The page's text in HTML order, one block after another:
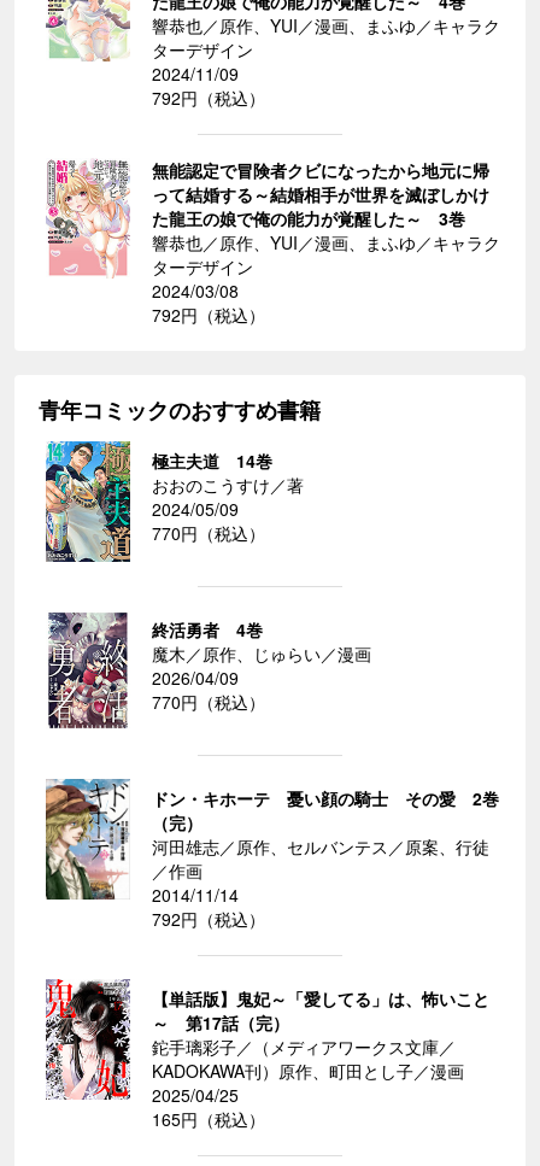
響恭也／原作、YUI／漫画、まふゆ／キャラク
ターデザイン
2024/11/09
792円（税込）
無能認定で冒険者クビになったから地元に帰
って結婚する～結婚相手が世界を滅ぼしかけ
た龍王の娘で俺の能力が覚醒した～ 3巻
響恭也／原作、YUI／漫画、まふゆ／キャラク
ターデザイン
2024/03/08
792円（税込）
青年コミックのおすすめ書籍
極主夫道 14巻
おおのこうすけ／著
2024/05/09
770円（税込）
終活勇者 4巻
魔木／原作、じゅらい／漫画
2026/04/09
770円（税込）
ドン・キホーテ 憂い顔の騎士 その愛 2巻
（完）
河田雄志／原作、セルバンテス／原案、行徒
／作画
2014/11/14
792円（税込）
【単話版】鬼妃～「愛してる」は、怖いこと
～ 第17話（完）
鉈手璃彩子／（メディアワークス文庫／
KADOKAWA刊）原作、町田とし子／漫画
2025/04/25
165円（税込）